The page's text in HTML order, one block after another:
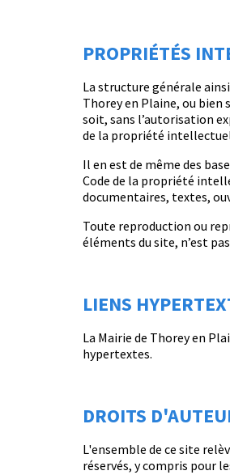
PROPRIÉTÉS
La structure générale
Thorey en Plaine, ou
soit, sans l’autorisation
de la propriété
Il en est de même des
Code de la propriété
documentaires, textes,
Toute reproduction ou
éléments du site, n’est
LIENS
La Mairie de Thorey en
hypertextes.
DROITS
L'ensemble de ce site
réservés, y compris pour